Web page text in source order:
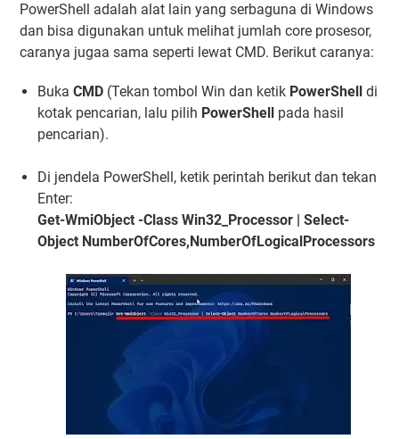
PowerShell adalah alat lain yang serbaguna di Windows
dan bisa digunakan untuk melihat jumlah core prosesor,
caranya jugaa sama seperti lewat CMD. Berikut caranya:
Buka CMD (Tekan tombol Win dan ketik PowerShell di
kotak pencarian, lalu pilih PowerShell pada hasil
pencarian).
Di jendela PowerShell, ketik perintah berikut dan tekan
Enter:
Get-WmiObject -Class Win32_Processor | Select-
Object NumberOfCores,NumberOfLogicalProcessors